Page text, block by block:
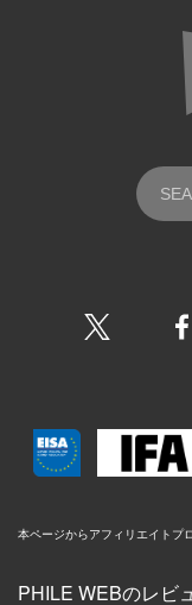
本ページからアフィリエイトプ
PHILE WEBのレビ